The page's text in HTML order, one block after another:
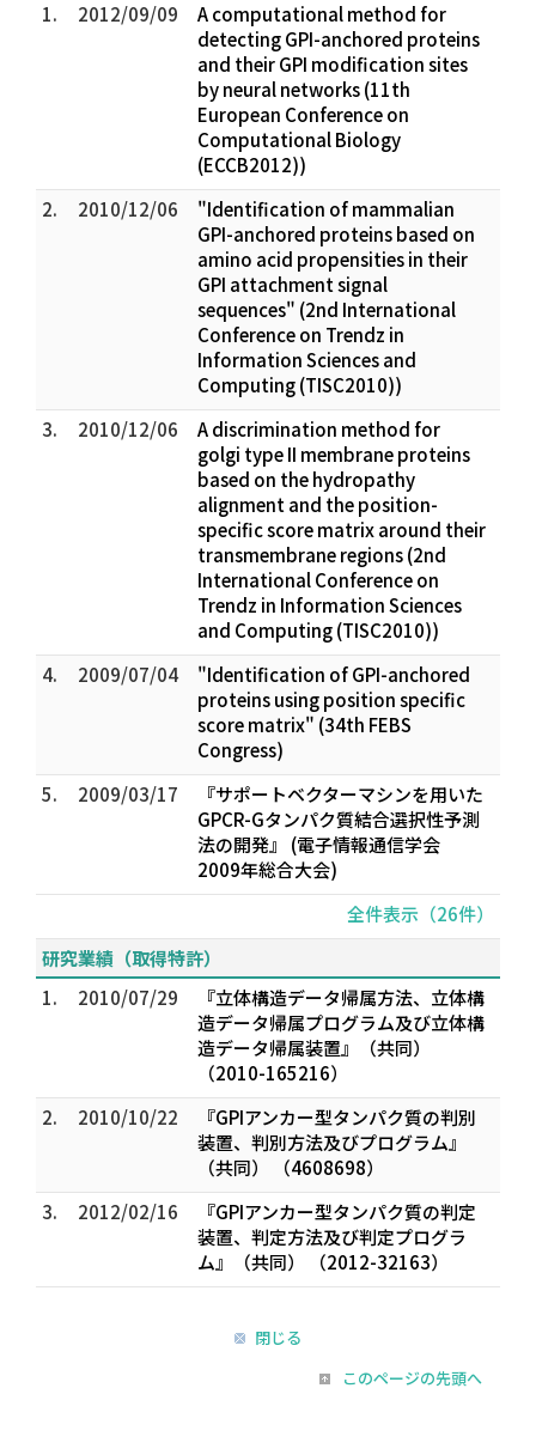
1.
2012/09/09
A computational method for
detecting GPI-anchored proteins
and their GPI modification sites
by neural networks (11th
European Conference on
Computational Biology
(ECCB2012))
2.
2010/12/06
"Identification of mammalian
GPI-anchored proteins based on
amino acid propensities in their
GPI attachment signal
sequences" (2nd International
Conference on Trendz in
Information Sciences and
Computing (TISC2010))
3.
2010/12/06
A discrimination method for
golgi type II membrane proteins
based on the hydropathy
alignment and the position-
specific score matrix around their
transmembrane regions (2nd
International Conference on
Trendz in Information Sciences
and Computing (TISC2010))
4.
2009/07/04
"Identification of GPI-anchored
proteins using position specific
score matrix" (34th FEBS
Congress)
5.
2009/03/17
『サポートベクターマシンを用いた
GPCR-Gタンパク質結合選択性予測
法の開発』 (電子情報通信学会
2009年総合大会)
全件表示（26件）
研究業績（取得特許）
1.
2010/07/29
『立体構造データ帰属方法、立体構
造データ帰属プログラム及び立体構
造データ帰属装置』（共同）
（2010-165216）
2.
2010/10/22
『GPIアンカー型タンパク質の判別
装置、判別方法及びプログラム』
（共同） （4608698）
3.
2012/02/16
『GPIアンカー型タンパク質の判定
装置、判定方法及び判定プログラ
ム』（共同） （2012-32163）
閉じる
このページの先頭へ